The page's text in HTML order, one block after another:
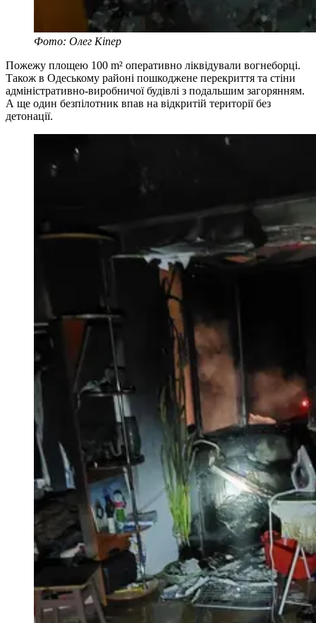
Фото: Олег Кіпер
Пожежу площею 100 m² оперативно ліквідували вогнеборці.
Також в Одеському районі пошкоджене перекриття та стіни
адміністративно-виробничої будівлі з подальшим загорянням.
А ще один безпілотник впав на відкритій території без
детонації.